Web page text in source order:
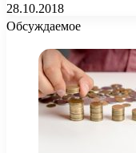
28.10.2018
Обсуждаемое